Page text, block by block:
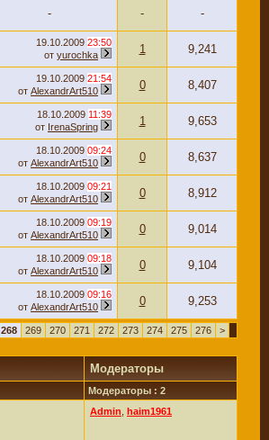
- - -
19.10.2009 23:50
от yurochka 1 9,241
19.10.2009 21:54
от AlexandrArt510 0 8,407
18.10.2009 11:39
от IrenaSpring 1 9,653
18.10.2009 09:24
от AlexandrArt510 0 8,637
18.10.2009 09:21
от AlexandrArt510 0 8,912
18.10.2009 09:19
от AlexandrArt510 0 9,014
18.10.2009 09:18
от AlexandrArt510 0 9,104
18.10.2009 09:16
от AlexandrArt510 0 9,253
268 269 270 271 272 273 274 275 276 >
Модераторы
Модераторы : 2
Admin haim1961